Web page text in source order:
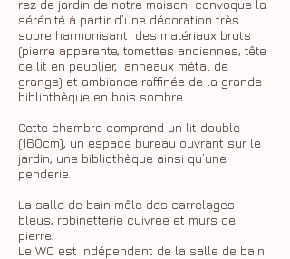
rez de jardin de notre maison convoque la
sérénité à partir d’une décoration très
sobre harmonisant des matériaux bruts
(pierre apparente, tomettes anciennes, tête
de lit en peuplier, anneaux métal de
grange) et ambiance raffinée de la grande
bibliothèque en bois sombre.
Cette chambre comprend un lit double
(160cm), un espace bureau ouvrant sur le
jardin, une bibliothèque ainsi qu’une
penderie.
La salle de bain mêle des carrelages
bleus, robinetterie cuivrée et murs de
pierre.
Le WC est indépendant de la salle de bain.